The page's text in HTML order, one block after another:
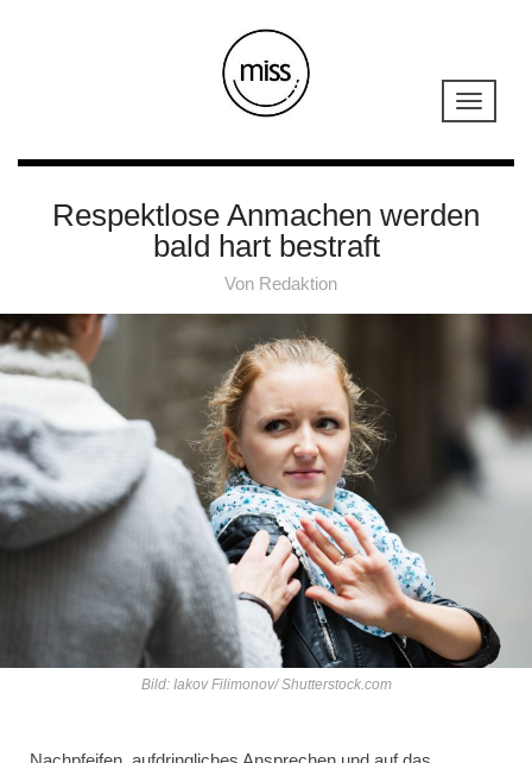
Respektlose Anmachen werden
bald hart bestraft
Von Redaktion
Bild: Iakov Filimonov/ Shutterstock.com